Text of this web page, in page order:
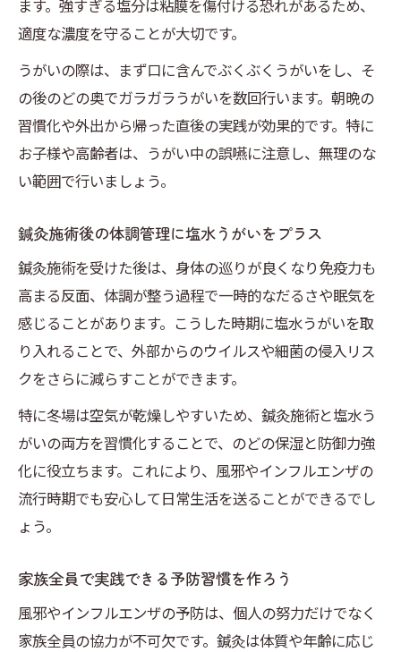
ます。強すぎる塩分は粘膜を傷付ける恐れがあるため、
適度な濃度を守ることが大切です。
うがいの際は、まず口に含んでぶくぶくうがいをし、そ
の後のどの奥でガラガラうがいを数回行います。朝晩の
習慣化や外出から帰った直後の実践が効果的です。特に
お子様や高齢者は、うがい中の誤嚥に注意し、無理のな
い範囲で行いましょう。
鍼灸施術後の体調管理に塩水うがいをプラス
鍼灸施術を受けた後は、身体の巡りが良くなり免疫力も
高まる反面、体調が整う過程で一時的なだるさや眠気を
感じることがあります。こうした時期に塩水うがいを取
り入れることで、外部からのウイルスや細菌の侵入リス
クをさらに減らすことができます。
特に冬場は空気が乾燥しやすいため、鍼灸施術と塩水う
がいの両方を習慣化することで、のどの保湿と防御力強
化に役立ちます。これにより、風邪やインフルエンザの
流行時期でも安心して日常生活を送ることができるでし
ょう。
家族全員で実践できる予防習慣を作ろう
風邪やインフルエンザの予防は、個人の努力だけでなく
家族全員の協力が不可欠です。鍼灸は体質や年齢に応じ